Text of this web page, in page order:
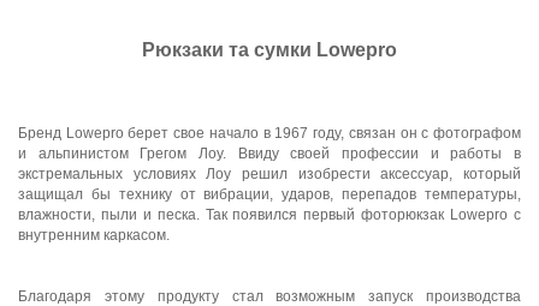
Рюкзаки та сумки Lowepro
Бренд Lowepro берет свое начало в 1967 году, связан он с фотографом
и альпинистом Грегом Лоу. Ввиду своей профессии и работы в
экстремальных условиях Лоу решил изобрести аксессуар, который
защищал бы технику от вибрации, ударов, перепадов температуры,
влажности, пыли и песка. Так появился первый фоторюкзак Lowepro с
внутренним каркасом.
Благодаря этому продукту стал возможным запуск производства